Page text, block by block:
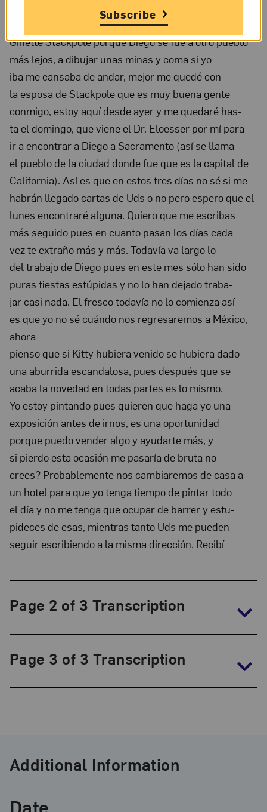
1930;
NMWA,
Women
Artists;
The
Nelleke
Nix
and
Marianne
Huber
Collection:
The
Frida
Kahlo
1930-
1954
Te escribo ahora desde un pueblito cerca de Sn
Francisco que se llama Fairfax, estoy en la casa de
Ginette Stackpole porque Diego se fue a otro pue­blo
más lejos, a dibujar unas minas y coma si yo
iba me cansaba de andar, mejor me quedé con
la esposa de Stackpole que es muy buena gente
con­migo, estoy aquí desde ayer y me quedaré has-
ta el domingo, que viene el Dr. Eloesser por mí para
ir a encontrar a Diego a Sacramento (así se llama
el pueblo dela ciudad donde fue que es la capital de
California). Así es que en estos tres días no sé si me
habrán llegado cartas de Uds o no pero espero que el
lu­nes encontraré alguna. Quiero que me escribas
más seguido pues en cuan­to pasan los días cada
vez te extraño más y más. Todavía va largo lo
del tra­bajo de Diego pues en este mes sólo han sido
puras fiestas estúpidas y no lo han dejado traba-
jar casi nada. El fresco todavía no lo comienza así
es que yo no sé cuándo nos regresaremos a México,
ahora
pienso que si Kit­ty hubiera venido se hubiera dado
una aburrida escandalosa, pues después que se
acaba la novedad en todas partes es lo mismo.
Yo estoy pintando pues quieren que haga yo una
exposición antes de ir­nos, es una oportunidad
porque puedo vender algo y ayudarte más, y
si pierdo esta ocasión me pasaría de bruta no
crees? Probablemente nos cam­biaremos de casa a
un hotel para que yo tenga tiempo de pintar todo
el día y no me tenga que ocupar de barrer y estu-
pideces de esas, mientras tanto Uds me pueden
seguir escribiendo a la misma dirección. Recibí
Page 2 of 3 Transcription
Page 3 of 3 Transcription
Additional Information
Date
Subscribe